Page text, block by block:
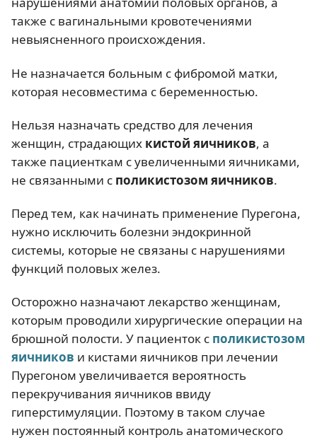
также с вагинальными кровотечениями
невыясненного происхождения.
Не назначается больным с фибромой матки,
которая несовместима с беременностью.
Нельзя назначать средство для лечения
женщин, страдающих кистой яичников, а
также пациенткам с увеличенными яичниками,
не связанными с поликистозом яичников.
Перед тем, как начинать применение Пурегона,
нужно исключить болезни эндокринной
системы, которые не связаны с нарушениями
функций половых желез.
Осторожно назначают лекарство женщинам,
которым проводили хирургические операции на
брюшной полости. У пациенток с поликистозом
яичников и кистами яичников при лечении
Пурегоном увеличивается вероятность
перекручивания яичников ввиду
гиперстимуляции. Поэтому в таком случае
нужен постоянный контроль анатомического